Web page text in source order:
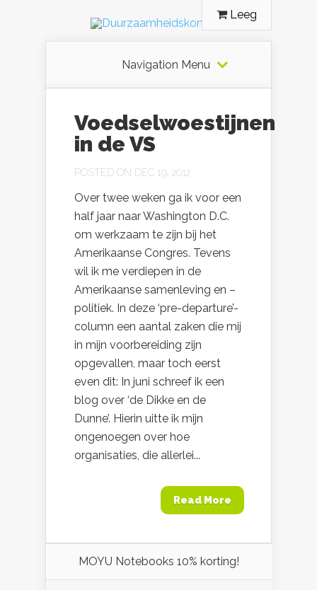
Leeg
Navigation Menu
Voedselwoestijnen
in de VS
POSTED ON DEC 19, 2012
Over twee weken ga ik voor een
half jaar naar Washington D.C.
om werkzaam te zijn bij het
Amerikaanse Congres. Tevens
wil ik me verdiepen in de
Amerikaanse samenleving en –
politiek. In deze ‘pre-departure’-
column een aantal zaken die mij
in mijn voorbereiding zijn
opgevallen, maar toch eerst
even dit: In juni schreef ik een
blog over ‘de Dikke en de
Dunne’. Hierin uitte ik mijn
ongenoegen over hoe
organisaties, die allerlei...
Read More
MOYU Notebooks 10% korting!